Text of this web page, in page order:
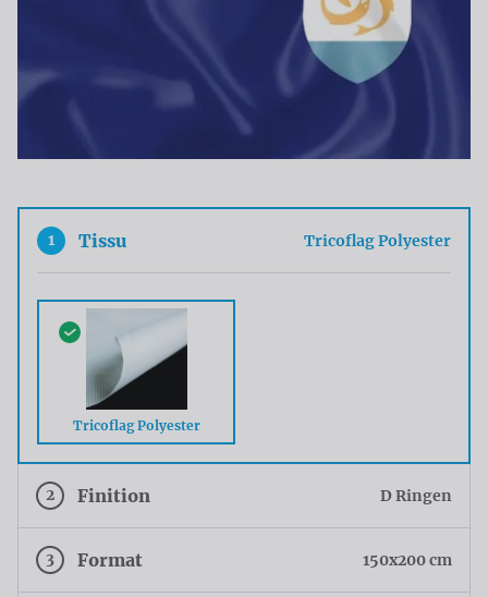
1 Tissu Tricoflag Polyester
Tricoflag Polyester
2 Finition D Ringen
3 Format 150x200 cm